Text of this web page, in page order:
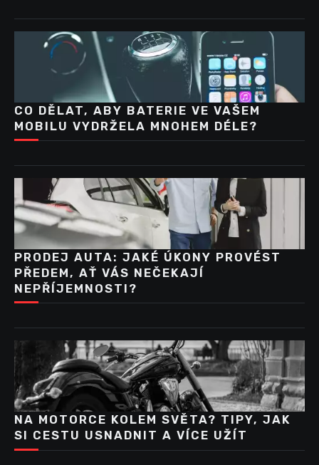
CO DĚLAT, ABY BATERIE VE VAŠEM
MOBILU VYDRŽELA MNOHEM DÉLE?
PRODEJ AUTA: JAKÉ ÚKONY PROVÉST
PŘEDEM, AŤ VÁS NEČEKAJÍ
NEPŘÍJEMNOSTI?
NA MOTORCE KOLEM SVĚTA? TIPY, JAK
SI CESTU USNADNIT A VÍCE UŽÍT